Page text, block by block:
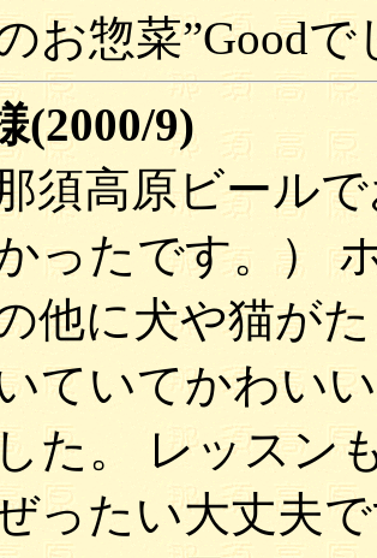
お惣菜”Goodで
(2000/9)
須高原ビール
ったです。）
他に犬や猫が
ていてかわい
た。 レッスン
ったい大丈夫